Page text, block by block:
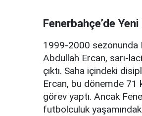
Fenerbahçe’de
1999-2000 sezonunda
Abdullah Ercan, sarı-
çıktı. Saha içindeki
Ercan, bu dönemde 71
görev yaptı. Ancak
futbolculuk